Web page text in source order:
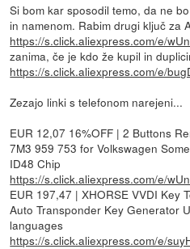
Si bom kar sposodil temo, da ne
in namenom. Rabim drugi ključ za
https://s.click.aliexpress.com/e/
zanima, če je kdo že kupil in
https://s.click.aliexpress.com/e/
Zezajo linki s telefonom narejeni...
EUR 12,07 16%OFF | 2 Buttons
7M3 959 753 for Volkswagen
ID48 Chip
https://s.click.aliexpress.com/e/
EUR 197,47 | XHORSE VVDI Key
Auto Transponder Key Generator
languages
https://s.click.aliexpress.com/e/